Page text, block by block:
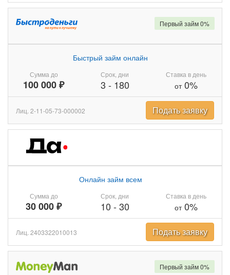
Сумма до
100 000 ₽
Быстрый займ онлайн
Срок, дни
3 - 180
Ставка в день
от0%
Первый займ 0%
Лиц. 2-11-05-73-000002 Подать заявку
Сумма до
30 000 ₽
Онлайн займ всем
Срок, дни
10 - 30
Ставка в день
от0%
Лиц. 2403322010013 Подать заявку
Первый займ 0%